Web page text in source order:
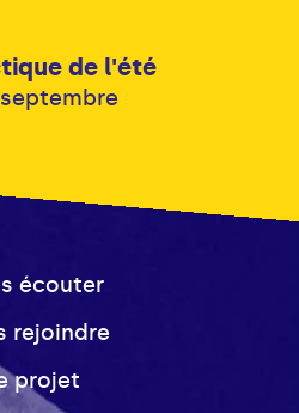
de l'été
écouter
rejoindre
projet